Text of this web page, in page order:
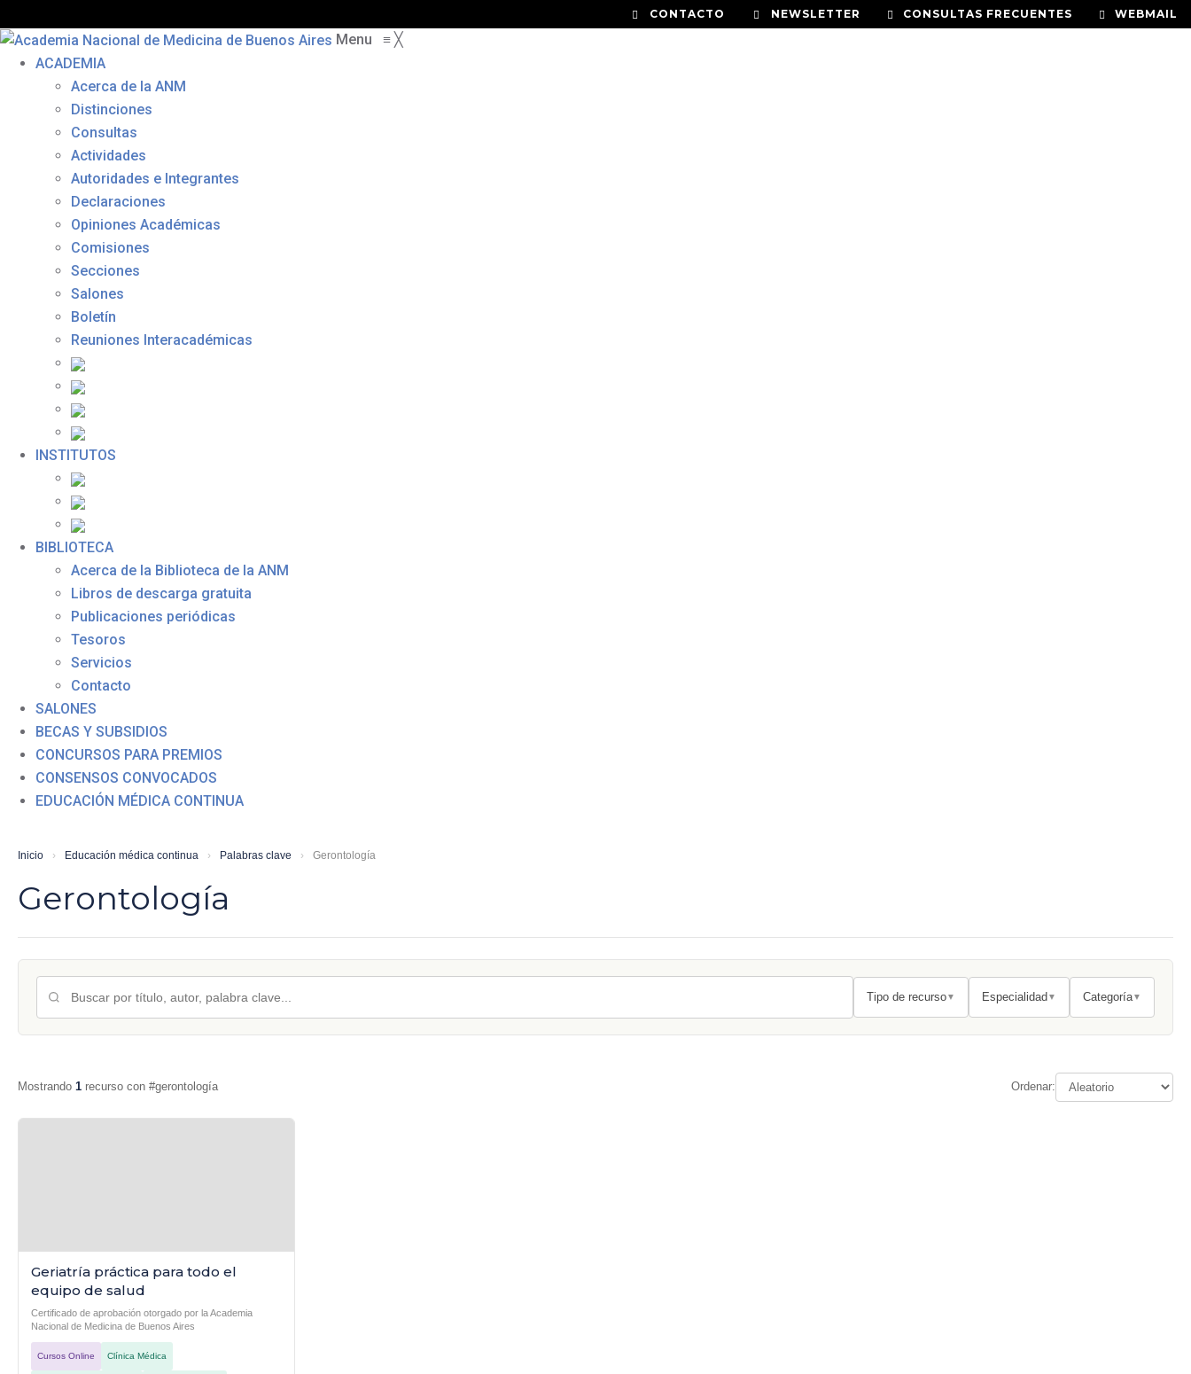
CONTACTO NEWSLETTER CONSULTAS FRECUENTES WEBMAIL
Menu ≡ ╳
ACADEMIA
Acerca de la ANM
Distinciones
Consultas
Actividades
Autoridades e Integrantes
Declaraciones
Opiniones Académicas
Comisiones
Secciones
Salones
Boletín
Reuniones Interacadémicas
INSTITUTOS
BIBLIOTECA
Acerca de la Biblioteca de la ANM
Libros de descarga gratuita
Publicaciones periódicas
Tesoros
Servicios
Contacto
SALONES
BECAS Y SUBSIDIOS
CONCURSOS PARA PREMIOS
CONSENSOS CONVOCADOS
EDUCACIÓN MÉDICA CONTINUA
Inicio › Educación médica continua › Palabras clave › Gerontología
Gerontología
Tipo de recurso▼ Especialidad ▼ Categoría▼
Mostrando 1 recurso con #gerontología Ordenar:
Geriatría práctica para todo el
equipo de salud
Certificado de aprobación otorgado por la Academia
Nacional de Medicina de Buenos Aires
Cursos Online Clínica Médica